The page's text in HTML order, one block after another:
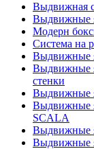
Выдвижная
Выдвижные
Модерн
Система на
Выдвижные
Выдвижные
стенки
Выдвижные
Выдвижные
SCALA
Выдвижные
Выдвижные